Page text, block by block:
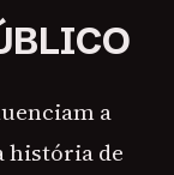
a
história de